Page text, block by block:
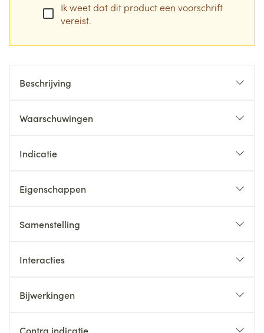
Ik weet dat dit product een voorschrift
vereist.
Beschrijving
Waarschuwingen
Indicatie
Eigenschappen
Samenstelling
Interacties
Bijwerkingen
Contra indicatie